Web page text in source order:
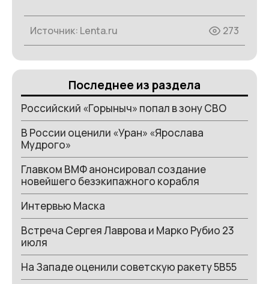
Последнее из раздела
Российский «Горыныч» попал в зону СВО
В России оценили «Уран» «Ярослава
Мудрого»
Главком ВМФ анонсировал создание
новейшего безэкипажного корабля
Интервью Маска
Встреча Сергея Лаврова и Марко Рубио 23
июля
На Западе оценили советскую ракету 5В55
Источник: Lenta.ru 273